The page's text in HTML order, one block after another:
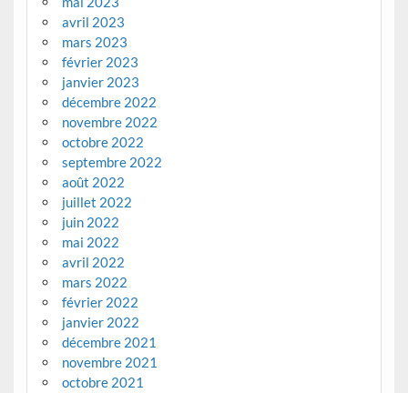
avril 2023
mars 2023
février 2023
janvier 2023
décembre 2022
novembre 2022
octobre 2022
septembre 2022
août 2022
juillet 2022
juin 2022
mai 2022
avril 2022
mars 2022
février 2022
janvier 2022
décembre 2021
novembre 2021
octobre 2021